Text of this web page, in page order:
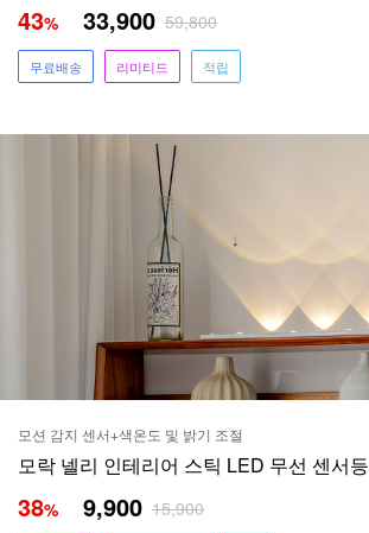
43% 33,900 59,800
무료배송 리미티드 적립
모션 감지 센서+색온도 및 밝기 조절
모락 넬리 인테리어 스틱 LED 무선 센서등
38% 9,900 15,900